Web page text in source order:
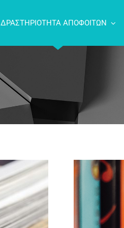
ΔΡΑΣΤΗΡΙΟΤΗΤΑ ΑΠΟΦΟΙΤΩΝ